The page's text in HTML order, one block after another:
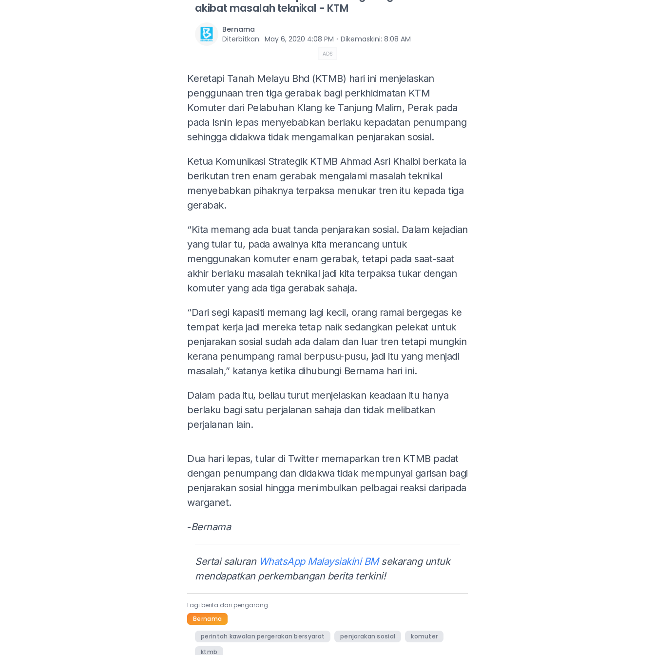
akibat masalah teknikal - KTM
Bernama
Diterbitkan: May 6, 2020 4:08 PM ⋅ Dikemaskini: 8:08 AM
ADS
Keretapi Tanah Melayu Bhd (KTMB) hari ini menjelaskan
penggunaan tren tiga gerabak bagi perkhidmatan KTM
Komuter dari Pelabuhan Klang ke Tanjung Malim, Perak pada
pada Isnin lepas menyebabkan berlaku kepadatan penumpang
sehingga didakwa tidak mengamalkan penjarakan sosial.
Ketua Komunikasi Strategik KTMB Ahmad Asri Khalbi berkata ia
berikutan tren enam gerabak mengalami masalah teknikal
menyebabkan pihaknya terpaksa menukar tren itu kepada tiga
gerabak.
“Kita memang ada buat tanda penjarakan sosial. Dalam kejadian
yang tular tu, pada awalnya kita merancang untuk
menggunakan komuter enam gerabak, tetapi pada saat-saat
akhir berlaku masalah teknikal jadi kita terpaksa tukar dengan
komuter yang ada tiga gerabak sahaja.
“Dari segi kapasiti memang lagi kecil, orang ramai bergegas ke
tempat kerja jadi mereka tetap naik sedangkan pelekat untuk
penjarakan sosial sudah ada dalam dan luar tren tetapi mungkin
kerana penumpang ramai berpusu-pusu, jadi itu yang menjadi
masalah,” katanya ketika dihubungi Bernama hari ini.
Dalam pada itu, beliau turut menjelaskan keadaan itu hanya
berlaku bagi satu perjalanan sahaja dan tidak melibatkan
perjalanan lain.
Dua hari lepas, tular di Twitter memaparkan tren KTMB padat
dengan penumpang dan didakwa tidak mempunyai garisan bagi
penjarakan sosial hingga menimbulkan pelbagai reaksi daripada
warganet.
-Bernama
Sertai saluran WhatsApp Malaysiakini BMsekarang untuk
mendapatkan perkembangan berita terkini!
Lagi berita dari pengarang
Bernama
perintah kawalan pergerakan bersyarat penjarakan sosial
komuter
ktmb